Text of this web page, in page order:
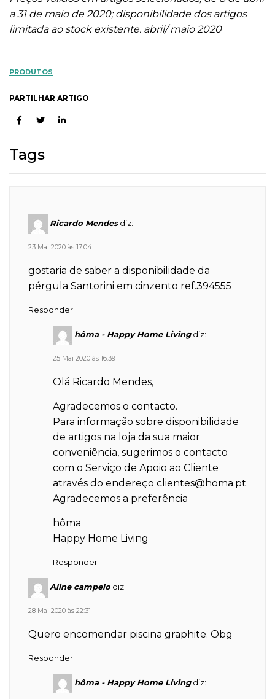
a 31 de maio de 2020; disponibilidade dos artigos
limitada ao stock existente. abril/ maio 2020
PRODUTOS
PARTILHAR ARTIGO
Tags
Ricardo Mendes diz:
23 Mai 2020 às 17:04
gostaria de saber a disponibilidade da
pérgula Santorini em cinzento ref.394555
Responder
hôma - Happy Home Living diz:
25 Mai 2020 às 16:39
Olá Ricardo Mendes,
Agradecemos o contacto.
Para informação sobre disponibilidade
de artigos na loja da sua maior
conveniência, sugerimos o contacto
com o Serviço de Apoio ao Cliente
através do endereço clientes@homa.pt
Agradecemos a preferência
hôma
Happy Home Living
Responder
Aline campelo diz:
28 Mai 2020 às 22:31
Quero encomendar piscina graphite. Obg
Responder
hôma - Happy Home Living diz: